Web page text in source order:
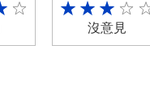
沒意見